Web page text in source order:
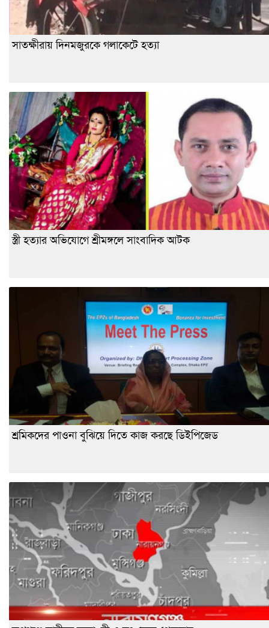
সাতক্ষীরায় দিনমজুরকে গলাকেটে হত্যা
স্ত্রী হত্যার অভিযোগে শ্রীমঙ্গলে সাংবাদিক আটক
শ্রমিকদের পাওনা বুঝিয়ে দিতে কাজ করছে ডিইপিজেড